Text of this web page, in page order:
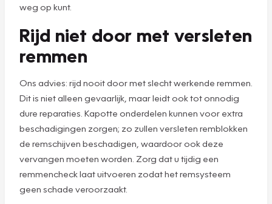
weg op kunt.
Rijd niet door met versleten
remmen
Ons advies: rijd nooit door met slecht werkende remmen.
Dit is niet alleen gevaarlijk, maar leidt ook tot onnodig
dure reparaties. Kapotte onderdelen kunnen voor extra
beschadigingen zorgen; zo zullen versleten remblokken
de remschijven beschadigen, waardoor ook deze
vervangen moeten worden. Zorg dat u tijdig een
remmencheck laat uitvoeren zodat het remsysteem
geen schade veroorzaakt.